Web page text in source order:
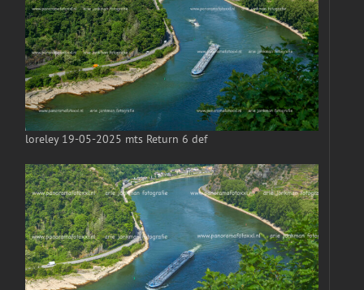
loreley 19-05-2025 mts Return 6 def